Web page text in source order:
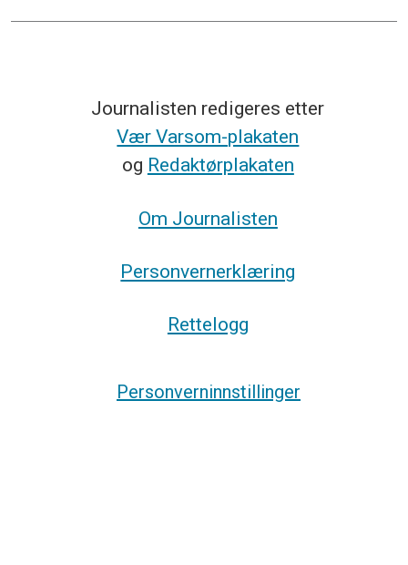
Journalisten redigeres etter
Vær Varsom-plakaten
og Redaktørplakaten
Om Journalisten
Personvernerklæring
Rettelogg
Personverninnstillinger